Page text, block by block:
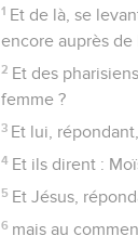
1 Et de là, se
encore auprès
2 Et des
femme ?
3 Et lui,
4 Et ils dirent :
5 Et Jésus,
6 mais au